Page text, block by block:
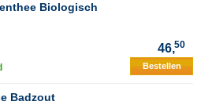
Biologisch
46,50
Bestellen
Badzout